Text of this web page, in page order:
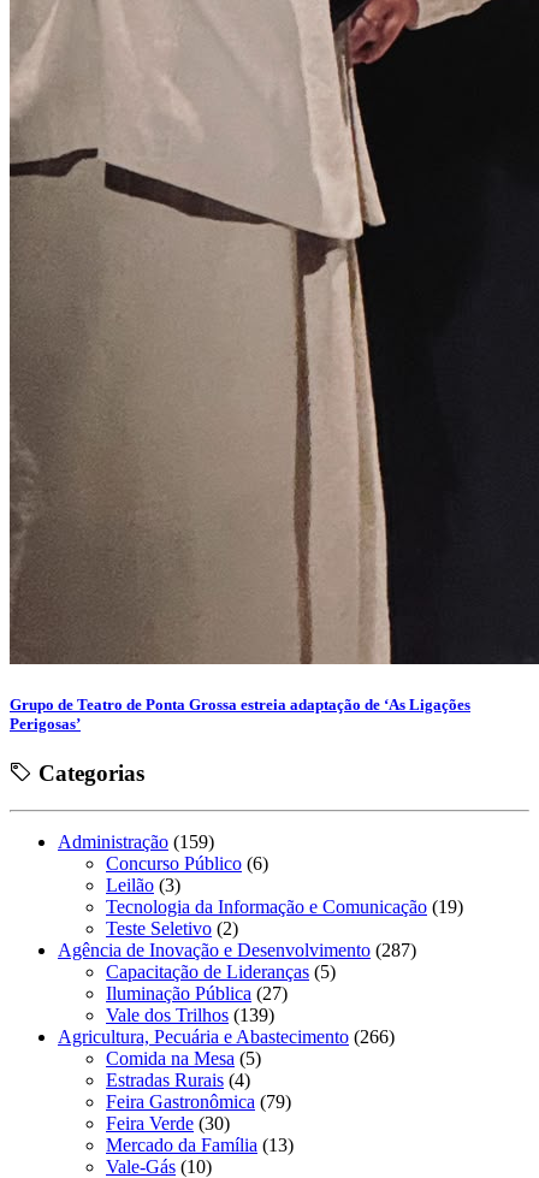
Grupo de Teatro de Ponta Grossa estreia adaptação de ‘As Ligações
Perigosas’
Categorias
Administração (159)
Concurso Público (6)
Leilão (3)
Tecnologia da Informação e Comunicação (19)
Teste Seletivo (2)
Agência de Inovação e Desenvolvimento (287)
Capacitação de Lideranças (5)
Iluminação Pública (27)
Vale dos Trilhos (139)
Agricultura, Pecuária e Abastecimento (266)
Comida na Mesa (5)
Estradas Rurais (4)
Feira Gastronômica (79)
Feira Verde (30)
Mercado da Família (13)
Vale-Gás (10)